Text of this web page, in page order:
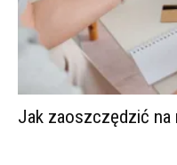
Jak zaoszczędzić na